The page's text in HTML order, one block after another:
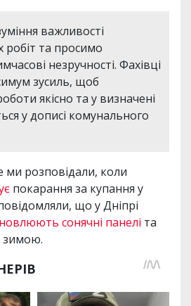
важливості
та просимо
незручності. Фахівці
зусиль, щоб
якісно та у визначені
у дописі комунального
ми розповідали, коли
покарання за купання у
що у Дніпрі
сонячні панелі та
зимою.